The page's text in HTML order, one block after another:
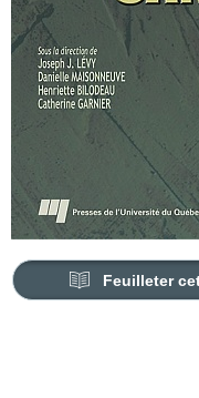
Feuilleter